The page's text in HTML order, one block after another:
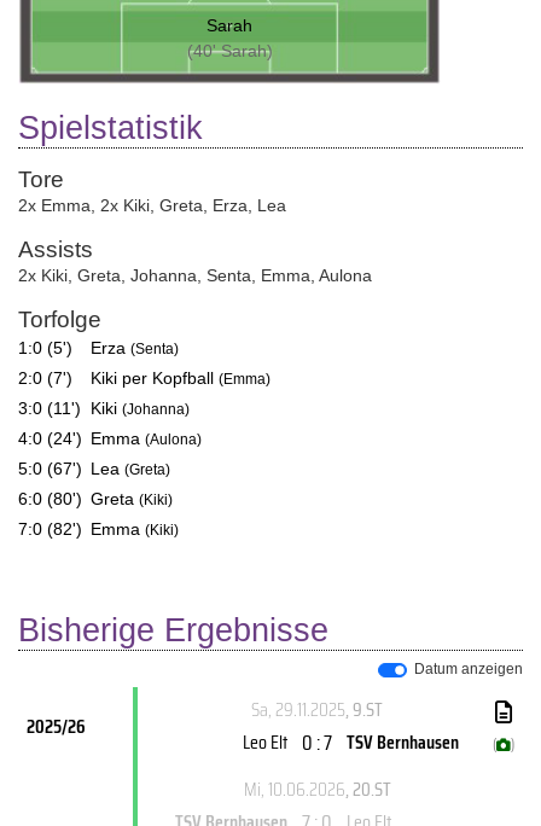
Sarah
(40' Sarah)
Spielstatistik
Tore
2x Emma 2x Kiki Greta Erza Lea
Assists
2x Kiki Greta Johanna Senta Emma Aulona
Torfolge
1:0 (5') Erza (Senta)
2:0 (7') Kiki per Kopfball (Emma)
3:0 (11') Kiki (Johanna)
4:0 (24') Emma (Aulona)
5:0 (67') Lea (Greta)
6:0 (80') Greta (Kiki)
7:0 (82') Emma (Kiki)
Bisherige Ergebnisse
Datum anzeigen
2025/26
Sa, 29.11.2025, 9.ST
Leo Elt 0 : 7 TSV Bernhausen ( )
Mi, 10.06.2026, 20.ST